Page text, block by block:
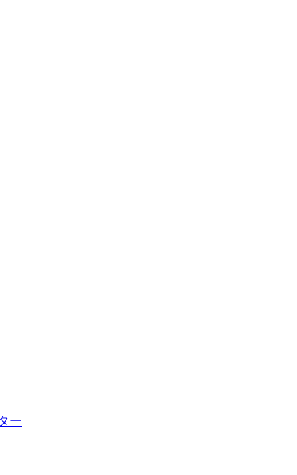
ー